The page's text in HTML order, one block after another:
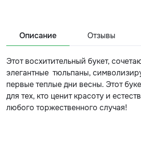
Описание Отзывы
Этот восхитительный букет,
элегантные тюльпаны,
первые теплые дни весны. Этот
для тех, кто ценит красоту и
любого торжественного случая!